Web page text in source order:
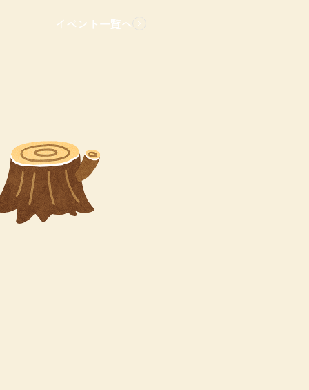
イベント一覧へ